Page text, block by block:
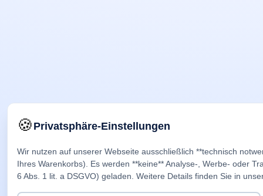
🍪Privatsphäre-Einstellungen
Wir nutzen auf unserer Webseite ausschließlich **technisch
Ihres Warenkorbs). Es werden **keine** Analyse-, Werbe- oder
6 Abs. 1 lit. a DSGVO) geladen. Weitere Details finden Sie in